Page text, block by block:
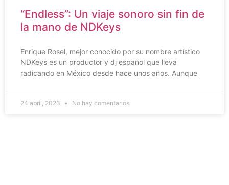
“Endless”: Un viaje sonoro sin fin de
la mano de NDKeys
Enrique Rosel, mejor conocido por su nombre artístico
NDKeys es un productor y dj español que lleva
radicando en México desde hace unos años. Aunque
24 abril, 2023 No hay comentarios